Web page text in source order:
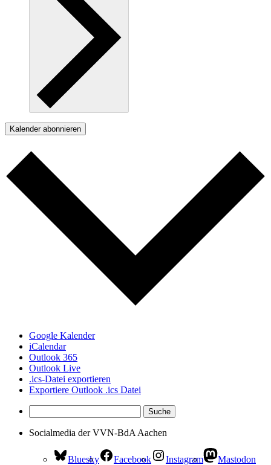
Kalender abonnieren
Google Kalender
iCalendar
Outlook 365
Outlook Live
.ics-Datei exportieren
Exportiere Outlook .ics Datei
Socialmedia der VVN-BdA Aachen
Bluesky Facebook Instagram
Mastodon